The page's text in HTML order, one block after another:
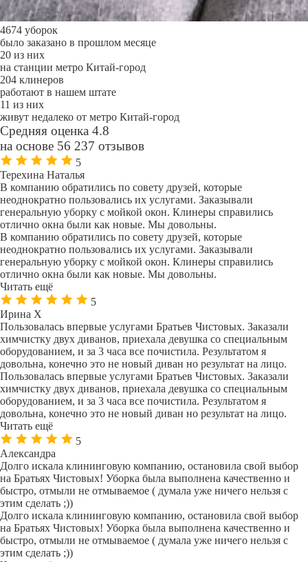
4674 уборок
было заказано в прошлом месяце
20 из них
на станции метро Китай-город
204 клинеров
работают в нашем штате
11 из них
живут недалеко от метро Китай-город
Средняя оценка 4.8
на основе 56 237 отзывов
5
Терехина Наталья
В компанию обратились по совету друзей, которые
неоднократно пользовались их услугами. Заказывали
генеральную уборку с мойкой окон. Клинеры справились
отлично окна были как новые. Мы довольны.
В компанию обратились по совету друзей, которые
неоднократно пользовались их услугами. Заказывали
генеральную уборку с мойкой окон. Клинеры справились
отлично окна были как новые. Мы довольны.
Читать ещё
5
Ирина Х
Пользовалась впервые услугами Братьев Чистовых. Заказали
химчистку двух диванов, приехала девушка со специальным
оборудованием, и за 3 часа все почистила. Результатом я
довольна, конечно это не новый диван но результат на лицо.
Пользовалась впервые услугами Братьев Чистовых. Заказали
химчистку двух диванов, приехала девушка со специальным
оборудованием, и за 3 часа все почистила. Результатом я
довольна, конечно это не новый диван но результат на лицо.
Читать ещё
5
Александра
Долго искала клининговую компанию, остановила свой выбор
на Братьях Чистовых! Уборка была выполнена качественно и
быстро, отмыли не отмываемое ( думала уже ничего нельзя с
этим сделать ;))
Долго искала клининговую компанию, остановила свой выбор
на Братьях Чистовых! Уборка была выполнена качественно и
быстро, отмыли не отмываемое ( думала уже ничего нельзя с
этим сделать ;))